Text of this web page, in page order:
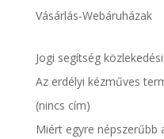
Vásárlás-Webáruházak
Jogi segítség
Az erdélyi kézműves
(nincs cím)
Miért egyre